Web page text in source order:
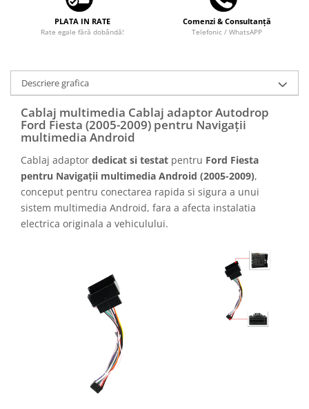
PLATA IN RATE
Rate egale fără dobândă!
Comenzi & Consultanță
Telefonic / WhatsAPP
Descriere grafica
Cablaj multimedia Cablaj adaptor Autodrop
Ford Fiesta (2005-2009) pentru Navigații
multimedia Android
Cablaj adaptor dedicat si testat pentru Ford Fiesta
pentru Navigații multimedia Android (2005-2009),
conceput pentru conectarea rapida si sigura a unui
sistem multimedia Android, fara a afecta instalatia
electrica originala a vehiculului.